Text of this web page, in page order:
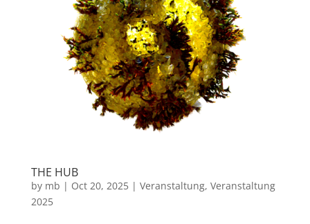
THE HUB
by mb | Oct 20, 2025| Veranstaltung, Veranstaltung
2025